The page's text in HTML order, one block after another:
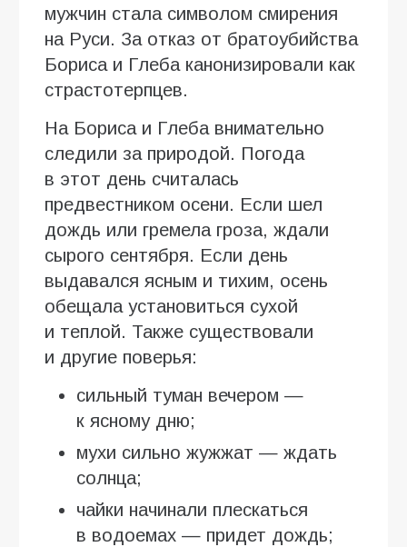
мужчин стала символом смирения
на Руси. За отказ от братоубийства
Бориса и Глеба канонизировали как
страстотерпцев.
На Бориса и Глеба внимательно
следили за природой. Погода
в этот день считалась
предвестником осени. Если шел
дождь или гремела гроза, ждали
сырого сентября. Если день
выдавался ясным и тихим, осень
обещала установиться сухой
и теплой. Также существовали
и другие поверья:
сильный туман вечером —
к ясному дню;
мухи сильно жужжат — ждать
солнца;
чайки начинали плескаться
в водоемах — придет дождь;